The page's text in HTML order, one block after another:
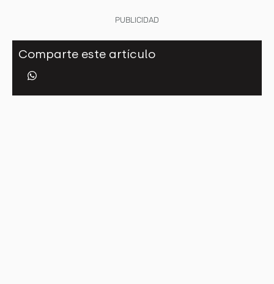
PUBLICIDAD
Comparte este artículo